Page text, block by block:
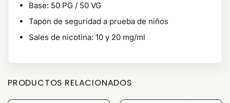
Base: 50 PG / 50 VG
Tapón de seguridad a prueba de niños
Sales de nicotina: 10 y 20 mg/ml
PRODUCTOS RELACIONADOS